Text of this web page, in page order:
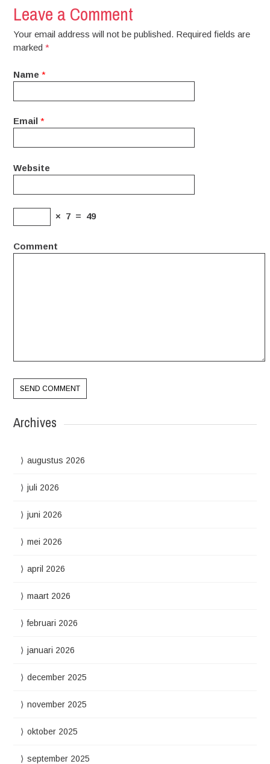
Leave a Comment
Your email address will not be published. Required fields are
marked*
Name *
Email *
Website
× 7 = 49
Comment
Archives
augustus 2026
juli 2026
juni 2026
mei 2026
april 2026
maart 2026
februari 2026
januari 2026
december 2025
november 2025
oktober 2025
september 2025